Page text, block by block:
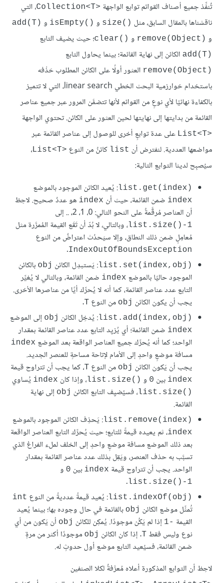
تٌنفِّذ جميع أصناف القوائم توابع الواجهة Collection<T>‎، التي
ناقشناها بالمقال السابق، مثل size()‎ و isEmpty()‎ و add(T)‎
و remove(Object)‎ و clear()‎؛ حيث يضيف التابع
add(T)‎ الكائن إلى نهاية القائمة؛ بينما يحاول التابع
remove(Object)‎ العثور أولًا على الكائن المطلوب حَذْفه
باستخدام خوارزمية البحث الخطي linear search، التي لا تتميز
بالكفاءة نهائيًا لأي نوعٍ من القوائم لأنها تتضمَّن المرور عبر جميع عناصر
القائمة من بدايتها إلى نهايتها لحين العثور على الكائن. تحتوي الواجهة
List<T>‎ على عدة توابعٍ أخرى للوصول إلى عناصر القائمة عبر
مواضعها العددية. لنفترض أن list كائنٌ من النوع List<T>‎،
سيُصبِح لدينا التوابع التالية:
list.get(index)‎: يُعيد الكائن الموجود بالموضع
index ضمن القائمة، حيث أن index هو عددٌ صحيح. لاحِظ
أن العناصر مُرقَّمةٌ على النحو التالي: 0، 1، 2، .. إلى
list.size()-1، وبالتالي، لا بُدّ أن تَقَع القيمة المُمرَّرة مثل
مُعامِلٍ ضمن ذلك النطاق، وإلا سيَحدُث اعتراضٌ من النوع
IndexOutOfBoundsException
.
list.set(index,obj)‎: يَستبدِل الكائن obj بالكائن
الموجود حاليًا بالموضع index ضمن القائمة، وبالتالي لا يُغيِّر
التابع عدد عناصر القائمة، كما أنه لا يُحرِّك أيًا من عناصرها الأخرى.
يجب أن يكون الكائن obj من النوع T
.
list.add(index,obj)‎: يُدخِل الكائن obj إلى الموضع
index ضمن القائمة؛ أي يُزيِد التابع عدد عناصر القائمة بمقدار
الواحد؛ كما أنه يُحرِّك جميع العناصر الواقعة بعد الموضع index
مسافة موضعٍ واحدٍ إلى الأمام لإتاحة مساحةٍ للعنصر الجديد.
يجب أن يَكون الكائن obj من النوع T، كما يجب أن تتراوح قيمة
index بين 0 و list.size()‎، وإذا كان index يُساوي
list.size()‎، فسيُضيِف التابع الكائن obj إلى نهاية
القائمة.
list.remove(index)‎: يَحذِف الكائن الموجود بالموضع
index، ثم يعيده قيمةً للتابع؛ حيث يُحرِّك التابع العناصر الواقعة
بعد ذلك الموضع مسافة موضعٍ واحدٍ إلى الخلف لملء الفراغ الذي
تسبَّب به حذف العنصر، ويَقِل بذلك عدد عناصر القائمة بمقدار
الواحد. يجب أن تتراوح قيمة index بين 0 و
list.size()-1
.
list.indexOf(obj)‎: يُعيد قيمةً عدديةً من النوع int
تُمثِّل موضع الكائن obj بالقائمة في حال وجوده بها؛ بينما يُعيد
القيمة -1 إذا لم يَكُن موجودًا. يُمكِن للكائن obj أن يَكون من أي
نوع وليس فقط T. إذا كان الكائن obj موجودًا أكثر من مرةٍ
ضمن القائمة، فسيُعيد التابع موضع أول حدوثٍ له.
لاحِظ أن التوابع المذكورة أعلاه مُعرَّفةٌ لكلا الصنفين